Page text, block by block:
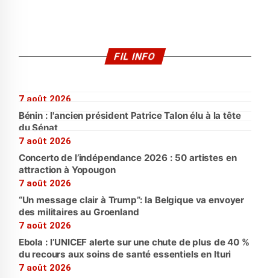
FIL INFO
7 août 2026
Bénin : l'ancien président Patrice Talon élu à la tête
du Sénat
7 août 2026
Concerto de l’indépendance 2026 : 50 artistes en
attraction à Yopougon
7 août 2026
“Un message clair à Trump”: la Belgique va envoyer
des militaires au Groenland
7 août 2026
Ebola : l’UNICEF alerte sur une chute de plus de 40 %
du recours aux soins de santé essentiels en Ituri
7 août 2026